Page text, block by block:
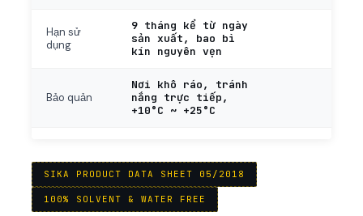
Hạn sử
dụng
9 tháng kể từ ngày
sản xuất, bao bì
kín nguyên vẹn
Bảo quản
Nơi khô ráo, tránh
nắng trực tiếp,
+10°C ~ +25°C
SIKA PRODUCT DATA SHEET 05/2018
100% SOLVENT & WATER FREE